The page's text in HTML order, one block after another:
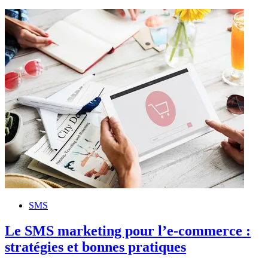
SMS
Le SMS marketing pour l’e-commerce :
stratégies et bonnes pratiques